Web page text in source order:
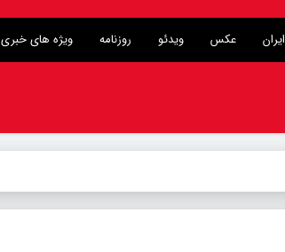
ایران عکس ویدئو روزنامه ویژه های خبری